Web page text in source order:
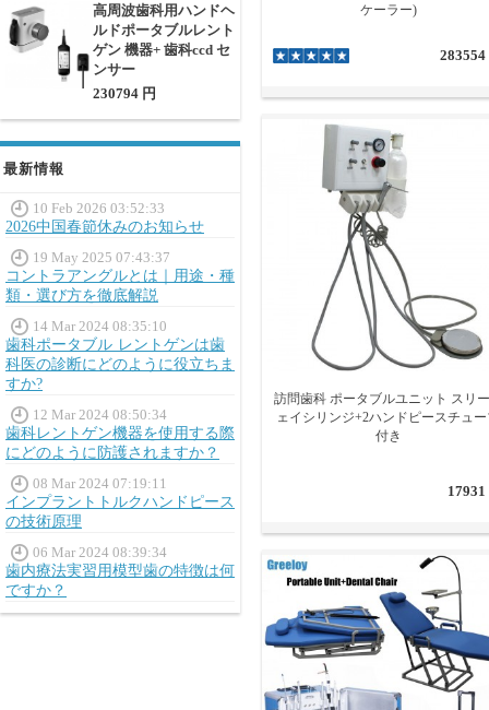
高周波歯科用ハンドヘ
ルドポータブルレント
ゲン 機器+ 歯科ccd セ
ンサー
230794 円
最新情報
10 Feb 2026 03:52:33
2026中国春節休みのお知らせ
19 May 2025 07:43:37
コントラアングルとは｜用途・種
類・選び方を徹底解説
14 Mar 2024 08:35:10
歯科ポータブル レントゲンは歯
科医の診断にどのように役立ちま
すか?
12 Mar 2024 08:50:34
歯科レントゲン機器を使用する際
にどのように防護されますか？
08 Mar 2024 07:19:11
インプラントトルクハンドピース
の技術原理
06 Mar 2024 08:39:34
歯内療法実習用模型歯の特徴は何
ですか？
ケーラー)
283554
訪問歯科 ポータブルユニット スリ
ェイシリンジ+2ハンドピースチュ
付き
17931